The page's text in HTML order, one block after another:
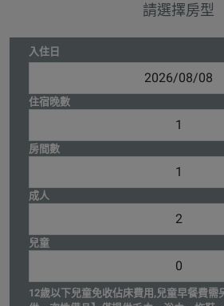
請選擇房型
入住日
住宿晚數
房間數
成人
兒童
12歲以下兒童免收佔床費用,兒童早餐費需